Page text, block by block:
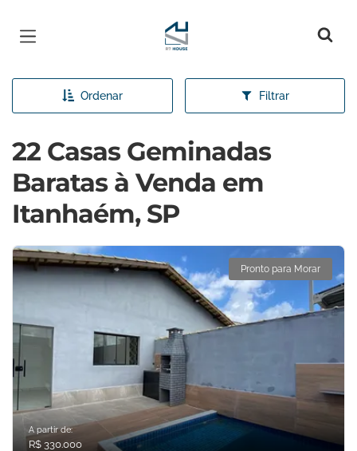
Página inicial
Ordenar Filtrar
22 Casas Geminadas
Baratas à Venda em
Itanhaém, SP
Pronto para Morar
A partir de:
R$ 330.000